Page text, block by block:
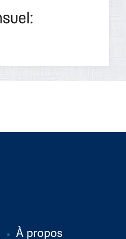
À propos